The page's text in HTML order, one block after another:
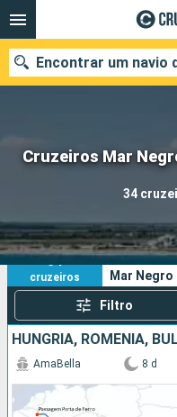
Cruzeiros Mar
34
Encontrar um navio
Quando ir?
Data de partida
Cidades
34
cruzeiros
Os seus
Mar Negro
Filtro
AmaBella 8 d